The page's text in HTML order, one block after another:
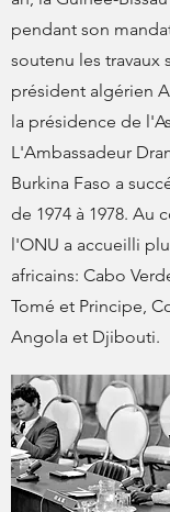
pendant son
soutenu les
président algérien
la présidence de
L'Ambassadeur
Burkina Faso a
de 1974 à 1978. Au
l'ONU a accueilli
africains: Cabo
Tomé et Principe,
Angola et Djibouti.